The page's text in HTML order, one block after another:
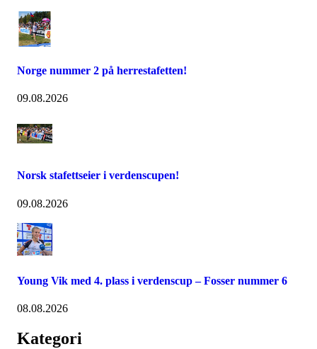
Norge nummer 2 på herrestafetten!
09.08.2026
Norsk stafettseier i verdenscupen!
09.08.2026
Young Vik med 4. plass i verdenscup – Fosser nummer 6
08.08.2026
Kategori